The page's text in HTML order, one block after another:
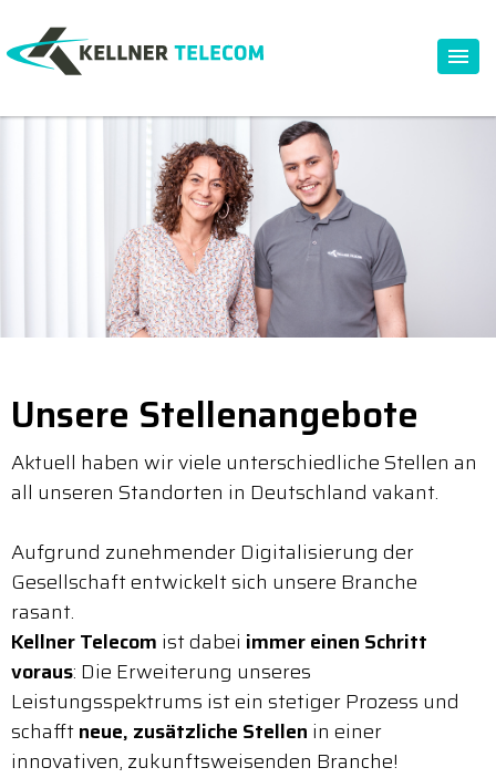
Unsere Stellenangebote
Aktuell haben wir viele unterschiedliche Stellen an
all unseren Standorten in Deutschland vakant.
Aufgrund zunehmender Digitalisierung der
Gesellschaft entwickelt sich unsere Branche
rasant.
Kellner Telecom ist dabei immer einen Schritt
voraus: Die Erweiterung unseres
Leistungsspektrums ist ein stetiger Prozess und
schafftneue, zusätzliche Stellen in einer
innovativen, zukunftsweisenden Branche!